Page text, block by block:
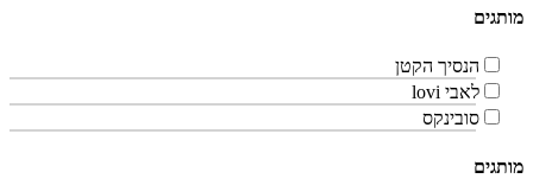
מותגים
הנסיך הקטן
לאבי lovi
סובינקס
מותגים